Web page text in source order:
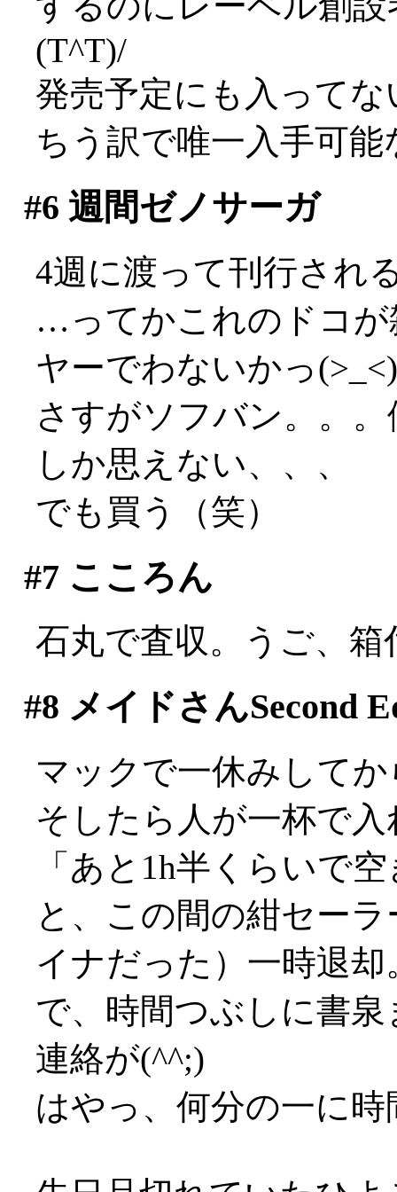
(T^T)/
発売予定にも入って
ちう訳で唯一入手可
#6 週間ゼノサーガ
4週に渡って刊行され
…ってかこれのドコが
ヤーでわないかっ(>_<)
さすがソフバン。。
しか思えない、、、
でも買う（笑）
#7 こころん
石丸で査収。うご、
#8 メイドさんSecond
マックで一休みして
そしたら人が一杯で
「あと1h半くらいで
と、この間の紺セー
イナだった）一時退却
で、時間つぶしに書
連絡が(^^;)
はやっ、何分の一に